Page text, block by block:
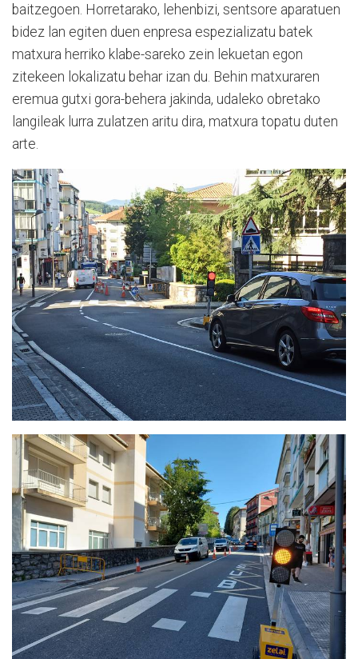
baitzegoen. Horretarako, lehenbizi, sentsore aparatuen
bidez lan egiten duen enpresa espezializatu batek
matxura herriko klabe-sareko zein lekuetan egon
zitekeen lokalizatu behar izan du. Behin matxuraren
eremua gutxi gora-behera jakinda, udaleko obretako
langileak lurra zulatzen aritu dira, matxura topatu duten
arte.